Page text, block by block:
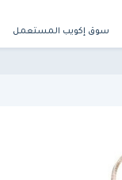
سوق إكويب المستعمل